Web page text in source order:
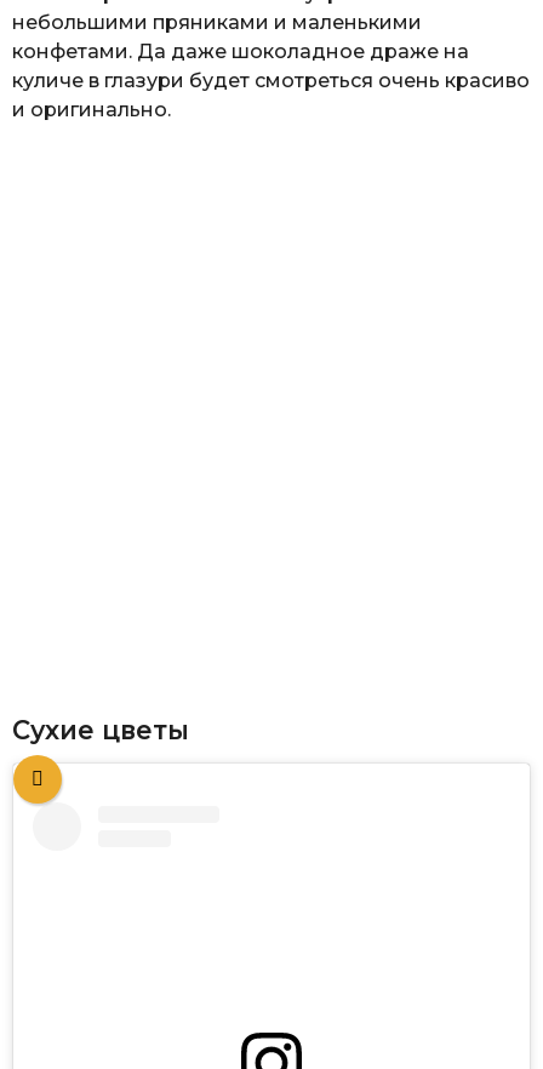
небольшими пряниками и маленькими
конфетами. Да даже шоколадное драже на
куличе в глазури будет смотреться очень красиво
и оригинально.
Сухие цветы